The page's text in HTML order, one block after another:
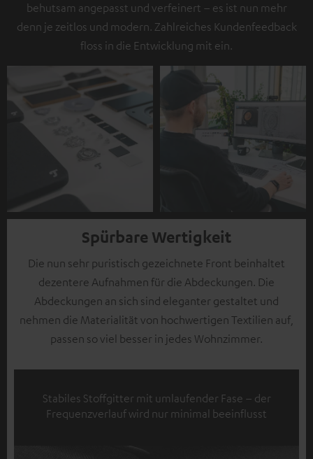
behutsam angepasst und verfeinert – es ist nun mehr
denn je zeitlos und modern. Zahlreiches Kundenfeedback
floss in die Entwicklung mit ein.
Spürbare Wertigkeit
Die nun sehr puristisch gezeichnete Front beinhaltet
dezentere Aufnahmen für die Abdeckungen. Die
Abdeckungen an sich sind eleganter gestaltet und
nehmen die Materialität von hochwertigen Textilien auf,
passen so viel besser in jedes Wohnzimmer.
Stabiles Stoffgitter mit umlaufender Fase – der
Frequenzverlauf wird nur minimal beeinflusst